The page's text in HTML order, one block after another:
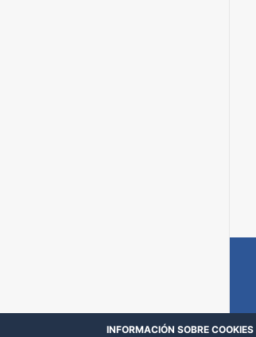
INFORMACIÓN SOBRE COOKIES